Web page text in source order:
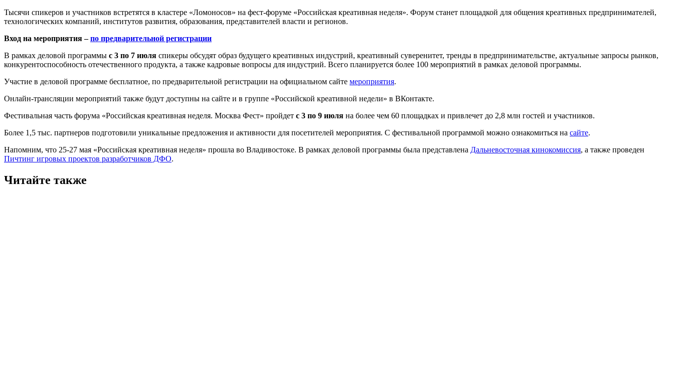
Тысячи спикеров и участников встретятся в кластере «Ломоносов» на фест-форуме «Российская креативная неделя». Форум станет площадкой для общения креативных предпринимателей,
технологических компаний, институтов развития, образования, представителей власти и регионов.
Вход на мероприятия –по предварительной регистрации
В рамках деловой программы с 3 по 7 июля спикеры обсудят образ будущего креативных индустрий, креативный суверенитет, тренды в предпринимательстве, актуальные запросы рынков,
конкурентоспособность отечественного продукта, а также кадровые вопросы для индустрий. Всего планируется более 100 мероприятий в рамках деловой программы.
Участие в деловой программе бесплатное, по предварительной регистрации на официальном сайте мероприятия.
Онлайн-трансляции мероприятий также будут доступны на сайте и в группе «Российской креативной недели» в ВКонтакте.
Фестивальная часть форума «Российская креативная неделя. Москва Фест» пройдет с 3 по 9 июля на более чем 60 площадках и привлечет до 2,8 млн гостей и участников.
Более 1,5 тыс. партнеров подготовили уникальные предложения и активности для посетителей мероприятия. С фестивальной программой можно ознакомиться на сайте.
Напомним, что 25-27 мая «Российская креативная неделя» прошла во Владивостоке. В рамках деловой программы была представлена Дальневосточная кинокомиссия, а также проведен
Пичтинг игровых проектов разработчиков ДФО.
Читайте также